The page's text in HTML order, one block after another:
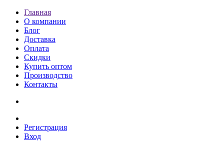
Главная
О компании
Блог
Доставка
Оплата
Скидки
Купить оптом
Производство
Контакты
Регистрация
Вход